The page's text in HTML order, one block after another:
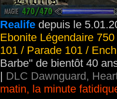
Realife depuis le
Ebonite Légendaire
101 / Parade 101 /
Barbe" de bientôt 40
| DLC Dawnguard,
matin, la minute